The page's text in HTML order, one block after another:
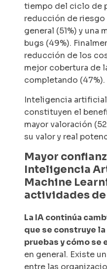
tiempo del ciclo de
reducción de riesgo
general (51%) y
bugs (49%).
reducción de los
mejor cobertura de
completando (47%).
Inteligencia
constituyen el
mayor valoración
su valor y real
Mayor
Inteligencia
Machine
actividades
La IA continúa
que se construye
pruebas y cómo se
en general. Existe
entre las